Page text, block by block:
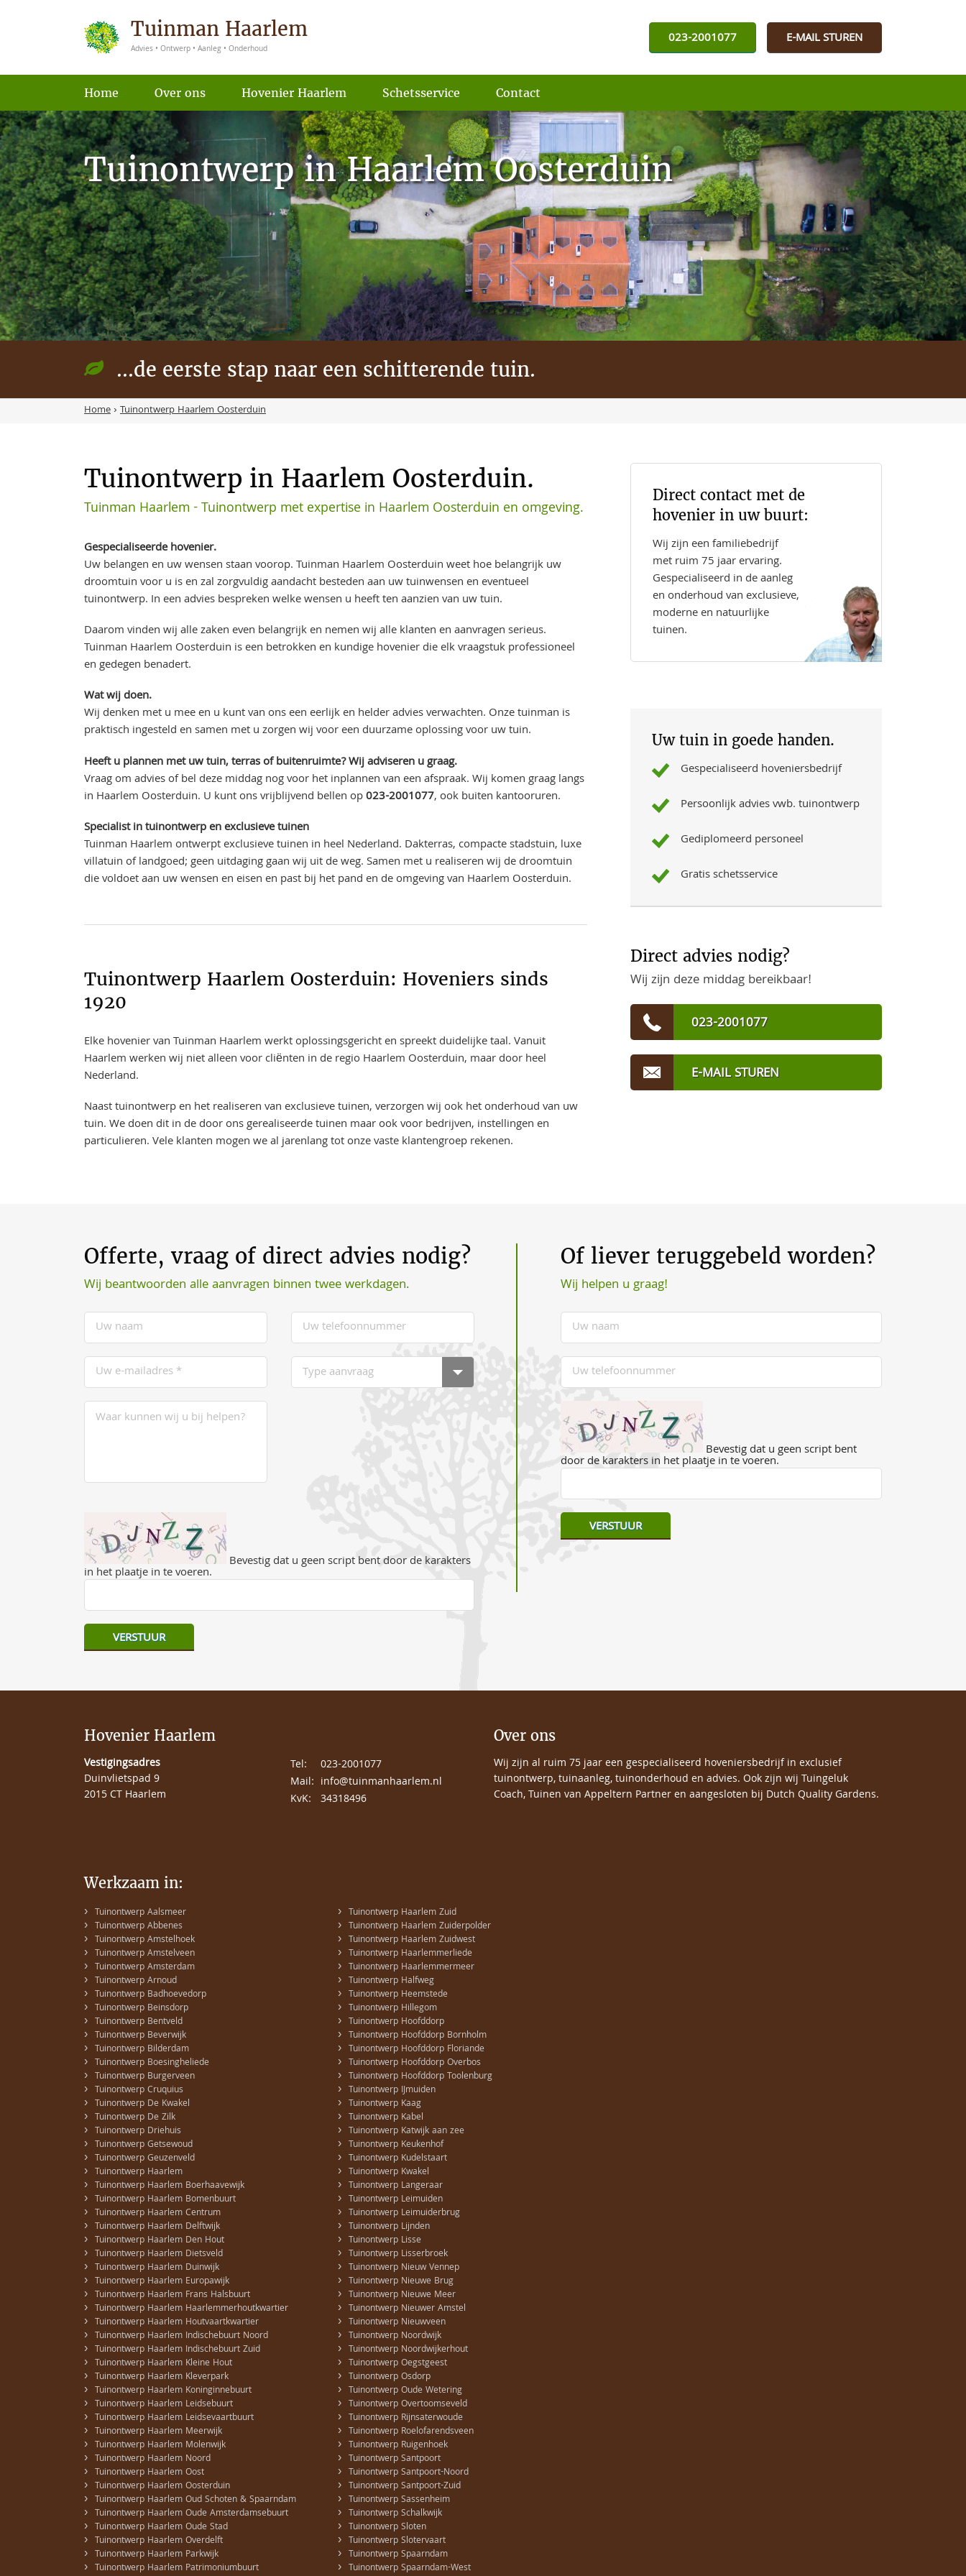
Tuinman Haarlem
Advies • Ontwerp • Aanleg • Onderhoud
023-2001077 E-MAIL STUREN
Home Over ons Hovenier Haarlem Schetsservice Contact
Tuinontwerp in Haarlem Oosterduin
...de eerste stap naar een schitterende tuin.
Home› Tuinontwerp Haarlem Oosterduin
Tuinontwerp in Haarlem Oosterduin.
Tuinman Haarlem - Tuinontwerp met expertise in Haarlem Oosterduin en omgeving.
Gespecialiseerde hovenier.
Uw belangen en uw wensen staan voorop. Tuinman Haarlem Oosterduin weet hoe belangrijk uw
droomtuin voor u is en zal zorgvuldig aandacht besteden aan uw tuinwensen en eventueel
tuinontwerp. In een advies bespreken welke wensen u heeft ten aanzien van uw tuin.
Daarom vinden wij alle zaken even belangrijk en nemen wij alle klanten en aanvragen serieus.
Tuinman Haarlem Oosterduin is een betrokken en kundige hovenier die elk vraagstuk professioneel
en gedegen benadert.
Wat wij doen.
Wij denken met u mee en u kunt van ons een eerlijk en helder advies verwachten. Onze tuinman is
praktisch ingesteld en samen met u zorgen wij voor een duurzame oplossing voor uw tuin.
Heeft u plannen met uw tuin, terras of buitenruimte? Wij adviseren u graag.
Vraag om advies of bel deze middag nog voor het inplannen van een afspraak. Wij komen graag langs
in Haarlem Oosterduin. U kunt ons vrijblijvend bellen op023-2001077, ook buiten kantooruren.
Specialist in tuinontwerp en exclusieve tuinen
Tuinman Haarlem ontwerpt exclusieve tuinen in heel Nederland. Dakterras, compacte stadstuin, luxe
villatuin of landgoed; geen uitdaging gaan wij uit de weg. Samen met u realiseren wij de droomtuin
die voldoet aan uw wensen en eisen en past bij het pand en de omgeving van Haarlem Oosterduin.
Tuinontwerp Haarlem Oosterduin: Hoveniers sinds
1920
Elke hovenier van Tuinman Haarlem werkt oplossingsgericht en spreekt duidelijke taal. Vanuit
Haarlem werken wij niet alleen voor cliënten in de regio Haarlem Oosterduin, maar door heel
Nederland.
Naast tuinontwerp en het realiseren van exclusieve tuinen, verzorgen wij ook het onderhoud van uw
tuin. We doen dit in de door ons gerealiseerde tuinen maar ook voor bedrijven, instellingen en
particulieren. Vele klanten mogen we al jarenlang tot onze vaste klantengroep rekenen.
Direct contact met de
hovenier in uw buurt:
Wij zijn een familiebedrijf
met ruim 75 jaar ervaring.
Gespecialiseerd in de aanleg
en onderhoud van exclusieve,
moderne en natuurlijke
tuinen.
Uw tuin in goede handen.
Gespecialiseerd hoveniersbedrijf
Persoonlijk advies vwb. tuinontwerp
Gediplomeerd personeel
Gratis schetsservice
Direct advies nodig?
Wij zijn deze middag bereikbaar!
023-2001077
E-MAIL STUREN
Offerte, vraag of direct advies nodig?
Wij beantwoorden alle aanvragen binnen twee werkdagen.
Bevestig dat u geen script bent door de karakters
in het plaatje in te voeren.
Of liever teruggebeld worden?
Wij helpen u graag!
Bevestig dat u geen script bent
door de karakters in het plaatje in te voeren.
Hovenier Haarlem
Vestigingsadres
Duinvlietspad 9
2015 CT Haarlem
Tel:
023-2001077
Mail: info@tuinmanhaarlem.nl
KvK: 34318496
Over ons
Wij zijn al ruim 75 jaar een gespecialiseerd hoveniersbedrijf in exclusief
tuinontwerp, tuinaanleg, tuinonderhoud en advies. Ook zijn wij Tuingeluk
Coach, Tuinen van Appeltern Partner en aangesloten bij Dutch Quality Gardens.
Werkzaam in:
› Tuinontwerp Aalsmeer
› Tuinontwerp Abbenes
› Tuinontwerp Amstelhoek
› Tuinontwerp Amstelveen
› Tuinontwerp Amsterdam
› Tuinontwerp Arnoud
› Tuinontwerp Badhoevedorp
› Tuinontwerp Beinsdorp
› Tuinontwerp Bentveld
› Tuinontwerp Beverwijk
› Tuinontwerp Bilderdam
› Tuinontwerp Boesingheliede
› Tuinontwerp Burgerveen
› Tuinontwerp Cruquius
› Tuinontwerp De Kwakel
› Tuinontwerp De Zilk
› Tuinontwerp Driehuis
› Tuinontwerp Getsewoud
› Tuinontwerp Geuzenveld
› Tuinontwerp Haarlem
› Tuinontwerp Haarlem Boerhaavewijk
› Tuinontwerp Haarlem Bomenbuurt
› Tuinontwerp Haarlem Centrum
› Tuinontwerp Haarlem Delftwijk
› Tuinontwerp Haarlem Den Hout
› Tuinontwerp Haarlem Dietsveld
› Tuinontwerp Haarlem Duinwijk
› Tuinontwerp Haarlem Europawijk
› Tuinontwerp Haarlem Frans Halsbuurt
› Tuinontwerp Haarlem Haarlemmerhoutkwartier
› Tuinontwerp Haarlem Houtvaartkwartier
› Tuinontwerp Haarlem Indischebuurt Noord
› Tuinontwerp Haarlem Indischebuurt Zuid
› Tuinontwerp Haarlem Kleine Hout
› Tuinontwerp Haarlem Kleverpark
› Tuinontwerp Haarlem Koninginnebuurt
› Tuinontwerp Haarlem Leidsebuurt
› Tuinontwerp Haarlem Leidsevaartbuurt
› Tuinontwerp Haarlem Meerwijk
› Tuinontwerp Haarlem Molenwijk
› Tuinontwerp Haarlem Noord
› Tuinontwerp Haarlem Oost
› Tuinontwerp Haarlem Oosterduin
› Tuinontwerp Haarlem Oud Schoten & Spaarndam
› Tuinontwerp Haarlem Oude Amsterdamsebuurt
› Tuinontwerp Haarlem Oude Stad
› Tuinontwerp Haarlem Overdelft
› Tuinontwerp Haarlem Parkwijk
› Tuinontwerp Haarlem Patrimoniumbuurt
› Tuinontwerp Haarlem Zuid
› Tuinontwerp Haarlem Zuiderpolder
› Tuinontwerp Haarlem Zuidwest
› Tuinontwerp Haarlemmerliede
› Tuinontwerp Haarlemmermeer
› Tuinontwerp Halfweg
› Tuinontwerp Heemstede
› Tuinontwerp Hillegom
› Tuinontwerp Hoofddorp
› Tuinontwerp Hoofddorp Bornholm
› Tuinontwerp Hoofddorp Floriande
› Tuinontwerp Hoofddorp Overbos
› Tuinontwerp Hoofddorp Toolenburg
› Tuinontwerp IJmuiden
› Tuinontwerp Kaag
› Tuinontwerp Kabel
› Tuinontwerp Katwijk aan zee
› Tuinontwerp Keukenhof
› Tuinontwerp Kudelstaart
› Tuinontwerp Kwakel
› Tuinontwerp Langeraar
› Tuinontwerp Leimuiden
› Tuinontwerp Leimuiderbrug
› Tuinontwerp Lijnden
› Tuinontwerp Lisse
› Tuinontwerp Lisserbroek
› Tuinontwerp Nieuw Vennep
› Tuinontwerp Nieuwe Brug
› Tuinontwerp Nieuwe Meer
› Tuinontwerp Nieuwer Amstel
› Tuinontwerp Nieuwveen
› Tuinontwerp Noordwijk
› Tuinontwerp Noordwijkerhout
› Tuinontwerp Oegstgeest
› Tuinontwerp Osdorp
› Tuinontwerp Oude Wetering
› Tuinontwerp Overtoomseveld
› Tuinontwerp Rijnsaterwoude
› Tuinontwerp Roelofarendsveen
› Tuinontwerp Ruigenhoek
› Tuinontwerp Santpoort
› Tuinontwerp Santpoort-Noord
› Tuinontwerp Santpoort-Zuid
› Tuinontwerp Sassenheim
› Tuinontwerp Schalkwijk
› Tuinontwerp Sloten
› Tuinontwerp Slotervaart
› Tuinontwerp Spaarndam
› Tuinontwerp Spaarndam-West